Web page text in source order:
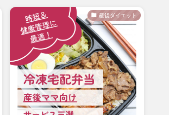
産後ダイエット